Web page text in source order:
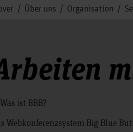
Über uns Organisation
ist BBB?
Webkonferenzsystem Big Blue